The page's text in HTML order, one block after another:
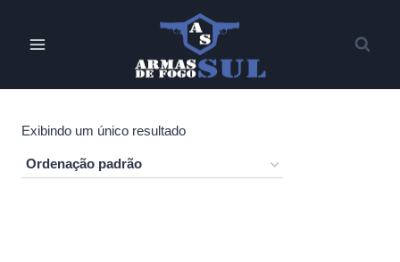
Exibindo um único resultado